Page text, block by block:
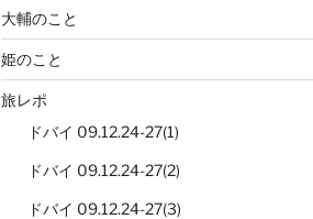
大輔のこと
姫のこと
旅レポ
ドバイ 09.12.24-27(1)
ドバイ 09.12.24-27(2)
ドバイ 09.12.24-27(3)